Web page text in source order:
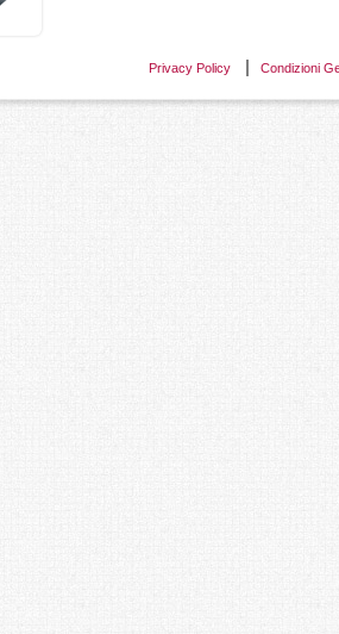
Privacy Policy Condizioni